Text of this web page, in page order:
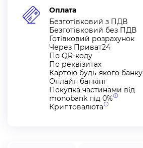
Оплата
Безготівковий з ПДВ
Безготівковий без ПДВ
Готівковий розрахунок
Через Приват24
По QR-коду
По реквізитах
Картою будь-якого банку
Онлайн банкінг
Покупка частинами від
monobank під 0%
Криптовалюта